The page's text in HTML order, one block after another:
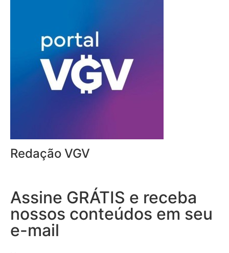
Redação VGV
Assine GRÁTIS e receba
nossos conteúdos em seu
e-mail